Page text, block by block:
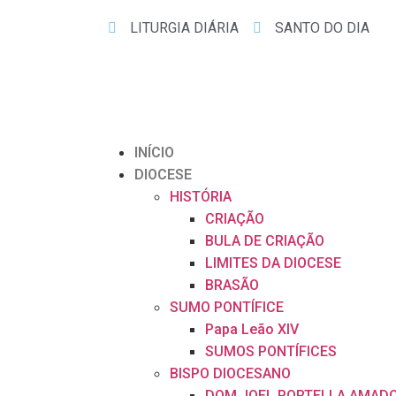
LITURGIA DIÁRIA SANTO DO DIA
INÍCIO
DIOCESE
HISTÓRIA
CRIAÇÃO
BULA DE CRIAÇÃO
LIMITES DA DIOCESE
BRASÃO
SUMO PONTÍFICE
Papa Leão XIV
SUMOS PONTÍFICES
BISPO DIOCESANO